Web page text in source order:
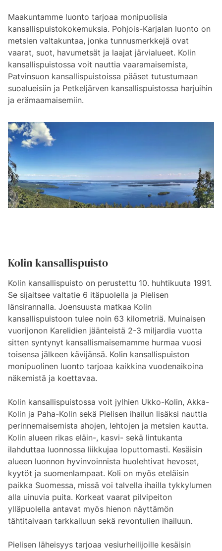
Maakuntamme luonto tarjoaa monipuolisia
kansallispuistokokemuksia. Pohjois-Karjalan luonto on
metsien valtakuntaa, jonka tunnusmerkkejä ovat
vaarat, suot, havumetsät ja laajat järvialueet. Kolin
kansallispuistossa voit nauttia vaaramaisemista,
Patvinsuon kansallispuistoissa pääset tutustumaan
suoalueisiin ja Petkeljärven kansallispuistossa harjuihin
ja erämaamaisemiin.
Kolin kansallispuisto
Kolin kansallispuisto on perustettu 10. huhtikuuta 1991.
Se sijaitsee valtatie 6 itäpuolella ja Pielisen
länsirannalla. Joensuusta matkaa Kolin
kansallispuistoon tulee noin 63 kilometriä. Muinaisen
vuorijonon Karelidien jäänteistä 2-3 miljardia vuotta
sitten syntynyt kansallismaisemamme hurmaa vuosi
toisensa jälkeen kävijänsä. Kolin kansallispuiston
monipuolinen luonto tarjoaa kaikkina vuodenaikoina
näkemistä ja koettavaa.
Kolin kansallispuistossa voit jylhien Ukko-Kolin, Akka-
Kolin ja Paha-Kolin sekä Pielisen ihailun lisäksi nauttia
perinnemaisemista ahojen, lehtojen ja metsien kautta.
Kolin alueen rikas eläin-, kasvi- sekä lintukanta
ilahduttaa luonnossa liikkujaa loputtomasti. Kesäisin
alueen luonnon hyvinvoinnista huolehtivat hevoset,
kyytöt ja suomenlampaat. Koli on myös eteläisin
paikka Suomessa, missä voi talvella ihailla tykkylumen
alla uinuvia puita. Korkeat vaarat pilvipeiton
ylläpuolella antavat myös hienon näyttämön
tähtitaivaan tarkkailuun sekä revontulien ihailuun.
Pielisen läheisyys tarjoaa vesiurheilijoille kesäisin